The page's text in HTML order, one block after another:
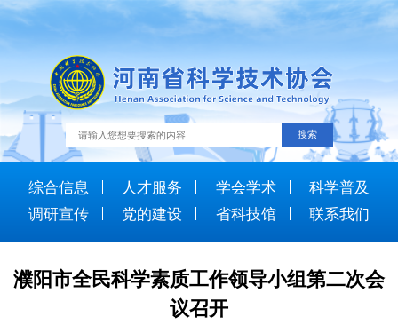
综合信息 人才服务 学会学术
科学普及
调研宣传
党的建设 省科技馆 联系我们
濮阳市全民科学素质工作领导小组第二次会
议召开